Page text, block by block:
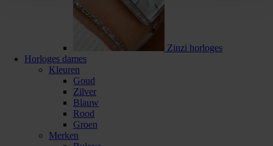
Zinzi horloges
Horloges dames
Kleuren
Goud
Zilver
Blauw
Rood
Groen
Merken